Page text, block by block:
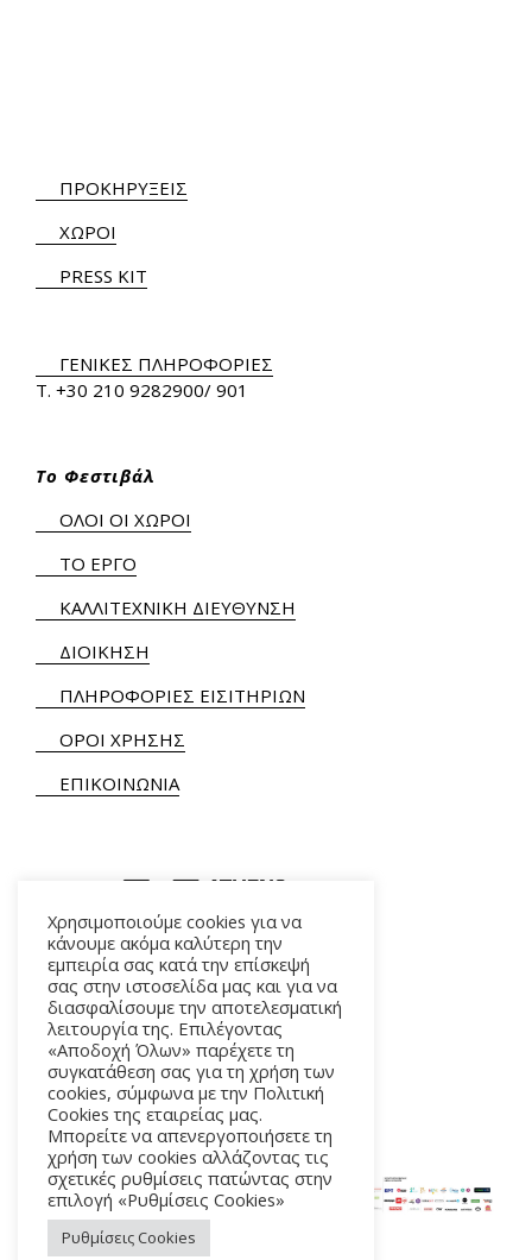
ΠΡΟΚΗΡΥΞΕΙΣ
ΧΩΡΟΙ
PRESS KIT
ΓΕΝΙΚΕΣ ΠΛΗΡΟΦΟΡΙΕΣ
Τ. +30 210 9282900/ 901
Το Φεστιβάλ
ΟΛΟΙ ΟΙ ΧΩΡΟΙ
ΤΟ ΕΡΓΟ
ΚΑΛΛΙΤΕΧΝΙΚΗ ΔΙΕΥΘΥΝΣΗ
ΔΙΟΙΚΗΣΗ
ΠΛΗΡΟΦΟΡΙΕΣ ΕΙΣΙΤΗΡΙΩΝ
ΟΡΟΙ ΧΡΗΣΗΣ
ΕΠΙΚΟΙΝΩΝΙΑ
ΑΛΚΜΗΝΗΣ 5 – 118 54 ΑΘΗΝΑ
Χρησιμοποιούμε cookies για να
κάνουμε ακόμα καλύτερη την
εμπειρία σας κατά την επίσκεψή
σας στην ιστοσελίδα μας και για να
διασφαλίσουμε την αποτελεσματική
λειτουργία της. Επιλέγοντας
«Αποδοχή Όλων» παρέχετε τη
συγκατάθεση σας για τη χρήση των
cookies, σύμφωνα με την Πολιτική
Cookies της εταιρείας μας.
Μπορείτε να απενεργοποιήσετε τη
χρήση των cookies αλλάζοντας τις
σχετικές ρυθμίσεις πατώντας στην
επιλογή «Ρυθμίσεις Cookies»
Ρυθμίσεις Cookies